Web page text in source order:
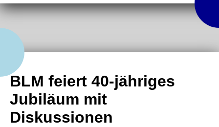
BLM feiert 40-jähriges
Jubiläum mit
Diskussionen